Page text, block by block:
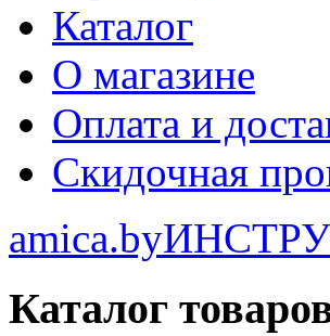
Каталог
О магазине
Оплата и
Скидочная
amica.by
Каталог